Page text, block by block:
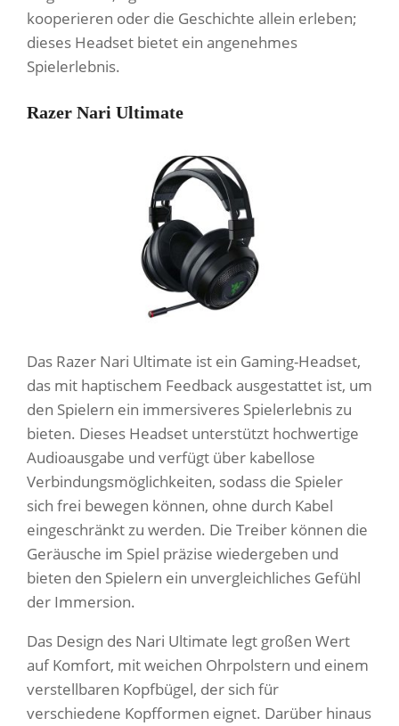
kooperieren oder die Geschichte allein erleben;
dieses Headset bietet ein angenehmes
Spielerlebnis.
Razer Nari Ultimate
Das Razer Nari Ultimate ist ein Gaming-Headset,
das mit haptischem Feedback ausgestattet ist, um
den Spielern ein immersiveres Spielerlebnis zu
bieten. Dieses Headset unterstützt hochwertige
Audioausgabe und verfügt über kabellose
Verbindungsmöglichkeiten, sodass die Spieler
sich frei bewegen können, ohne durch Kabel
eingeschränkt zu werden. Die Treiber können die
Geräusche im Spiel präzise wiedergeben und
bieten den Spielern ein unvergleichliches Gefühl
der Immersion.
Das Design des Nari Ultimate legt großen Wert
auf Komfort, mit weichen Ohrpolstern und einem
verstellbaren Kopfbügel, der sich für
verschiedene Kopfformen eignet. Darüber hinaus